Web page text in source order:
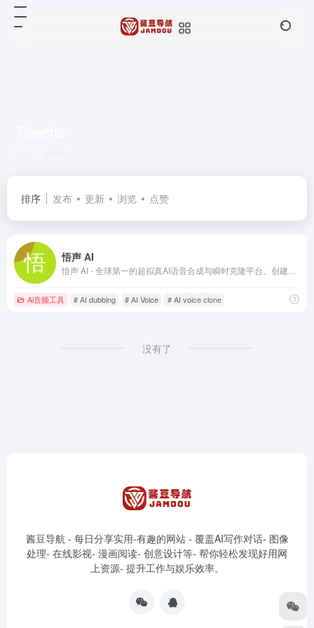
排序 发布 更新 浏览 点赞
悟声 AI
Ai音频工具 # AI dubbing # AI Voice # AI voice clone
没有了
酱豆导航 - 每日分享实用-有趣的网站 - 覆盖AI写作对话- 图像
处理- 在线影视- 漫画阅读- 创意设计等- 帮你轻松发现好用网
上资源- 提升工作与娱乐效率。